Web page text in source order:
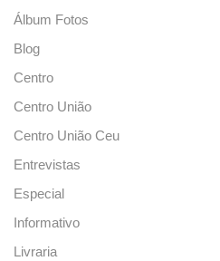
Álbum Fotos
Blog
Centro
Centro União
Centro União Ceu
Entrevistas
Especial
Informativo
Livraria